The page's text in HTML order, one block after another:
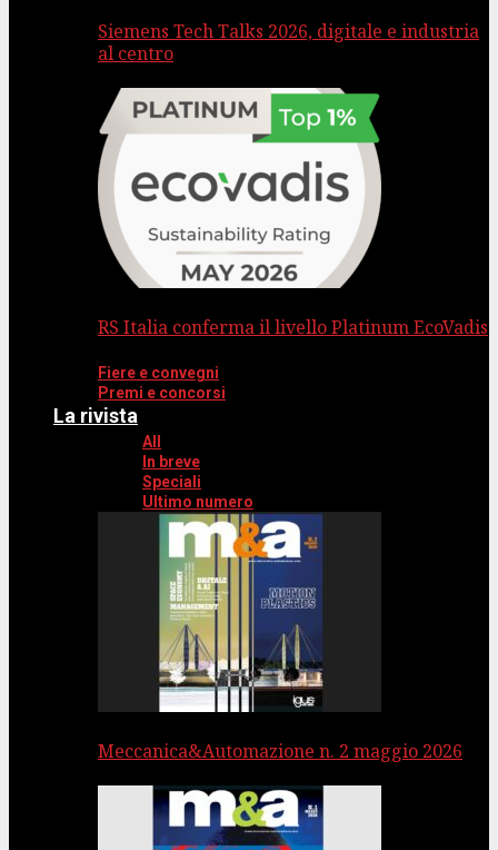
Siemens Tech Talks 2026, digitale e industria
al centro
RS Italia conferma il livello Platinum EcoVadis
Fiere e convegni
Premi e concorsi
La rivista
All
In breve
Speciali
Ultimo numero
Meccanica&Automazione n. 2 maggio 2026